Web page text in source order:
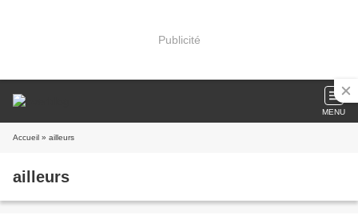
Publicité
MENU
Accueil » ailleurs
ailleurs